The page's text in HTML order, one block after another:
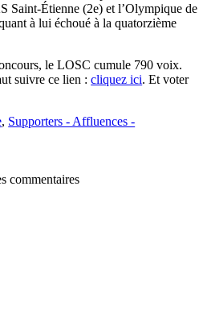
Saint-Étienne (2e) et l’Olympique de
à lui échoué à la quatorzième
le LOSC cumule 790 voix.
suivre ce lien :cliquez ici. Et voter
, Supporters - Affluences -
commentaires